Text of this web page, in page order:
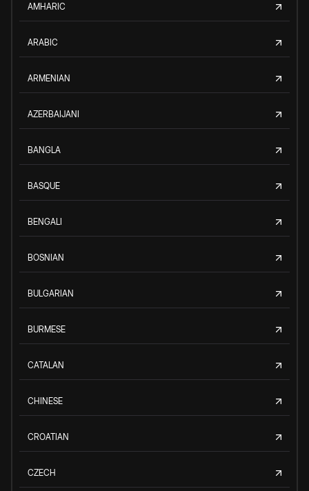
AMHARIC
ARABIC
ARMENIAN
AZERBAIJANI
BANGLA
BASQUE
BENGALI
BOSNIAN
BULGARIAN
BURMESE
CATALAN
CHINESE
CROATIAN
CZECH